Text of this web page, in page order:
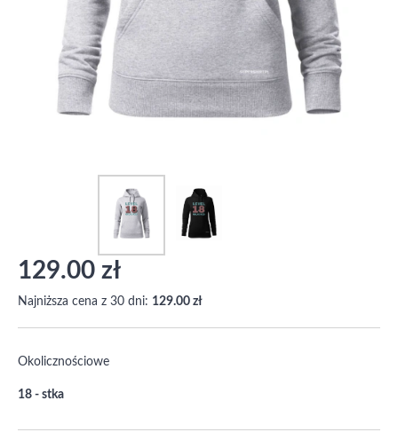
129.00 zł
Najniższa cena z 30 dni: 129.00 zł
Okolicznościowe
18 - stka